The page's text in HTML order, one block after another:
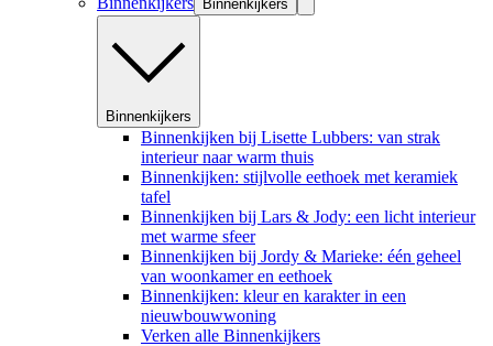
Binnenkijkers
Binnenkijkers
Binnenkijken bij Lisette Lubbers: van strak
interieur naar warm thuis
Binnenkijken: stijlvolle eethoek met keramiek
tafel
Binnenkijken bij Lars & Jody: een licht interieur
met warme sfeer
Binnenkijken bij Jordy & Marieke: één geheel
van woonkamer en eethoek
Binnenkijken: kleur en karakter in een
nieuwbouwwoning
Verken alle Binnenkijkers